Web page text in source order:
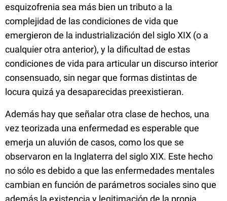
esquizofrenia sea más bien un tributo a la
complejidad de las condiciones de vida que
emergieron de la industrialización del siglo XIX (o a
cualquier otra anterior), y la dificultad de estas
condiciones de vida para articular un discurso interior
consensuado, sin negar que formas distintas de
locura quizá ya desaparecidas preexistieran.
Además hay que señalar otra clase de hechos, una
vez teorizada una enfermedad es esperable que
emerja un aluvión de casos, como los que se
observaron en la Inglaterra del siglo XIX. Este hecho
no sólo es debido a que las enfermedades mentales
cambian en función de parámetros sociales sino que
además la existencia y legitimación de la propia